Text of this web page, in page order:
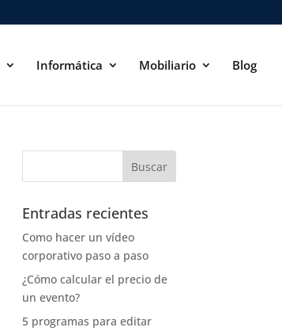
Informática Mobiliario Blog
Entradas recientes
Como hacer un vídeo
corporativo paso a paso
¿Cómo calcular el precio de
un evento?
5 programas para editar